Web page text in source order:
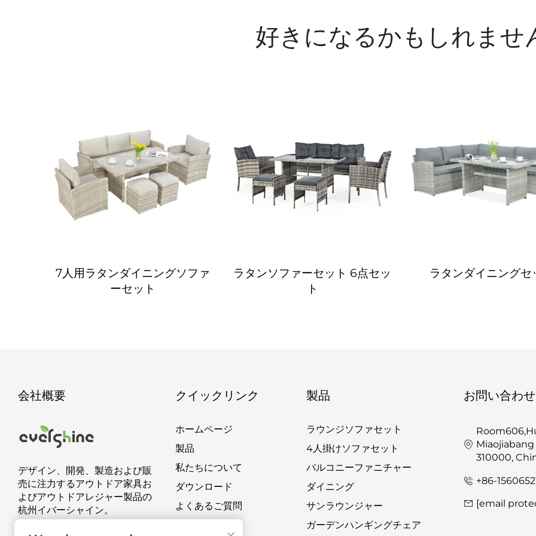
好きになるかもしれませ
7人用ラタンダイニングソファ
ーセット
ラタンソファーセット 6点セッ
ト
ラタンダイニングセ
会社概要
デザイン、開発、製造および販
売に注力するアウトドア家具お
よびアウトドアレジャー製品の
杭州イバーシャイン。
クイックリンク
ホームページ
製品
私たちについて
ダウンロード
よくあるご質問
製品
ラウンジソファセット
4人掛けソファセット
バルコニーファニチャー
ダイニング
サンラウンジャー
ガーデンハンギングチェア
お問い合わせ
310000,
+86-
[email